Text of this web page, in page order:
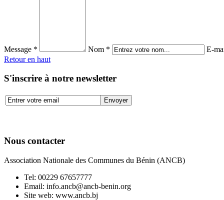
Message * Nom *
E-
Retour en haut
S'inscrire à notre newsletter
Nous contacter
Association Nationale des Communes du Bénin (ANCB)
Tel: 00229 67657777
Email: info.ancb@ancb-benin.org
Site web: www.ancb.bj